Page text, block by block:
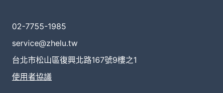
02-7755-1985
service@zhelu.tw
台北市松山區復興北路167號9樓之1
使用者協議